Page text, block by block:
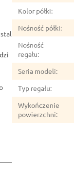
Kolor półki:
Nośność półki:
Nośność
regału:
Seria modeli:
Typ regału:
Wykończenie
powierzchni: